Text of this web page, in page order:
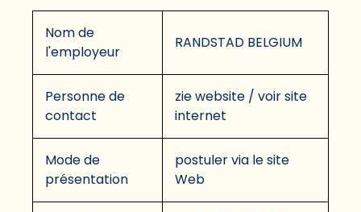
Nom de
l'employeur
RANDSTAD BELGIUM
Personne de
contact
zie website / voir site
internet
Mode de
présentation
postuler via le site
Web